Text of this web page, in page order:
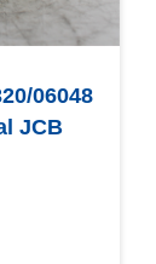
06048
JCB